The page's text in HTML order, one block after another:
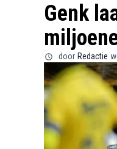
Genk
door Redactie